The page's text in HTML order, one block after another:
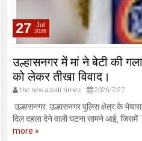
27 Jul
2026
उल्हासनगर में मां ने बेटी की
को लेकर तीखा विवाद।
the new azadi times 2026/7/27
उल्हासनगर: उल्हासनगर पुलिस क्षेत्र के
दिल दहला देने वाली घटना सामने आई, जिसमें
more »